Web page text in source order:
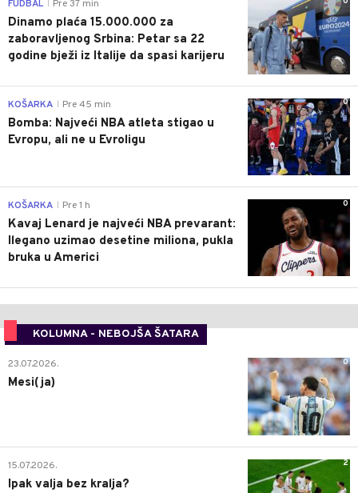
FUDBAL Pre 37 min
Dinamo plaća 15.000.000 za
zaboravljenog Srbina: Petar sa 22
godine bježi iz Italije da spasi karijeru
0
KOŠARKA Pre 45 min
Bomba: Najveći NBA atleta stigao u
Evropu, ali ne u Evroligu
0
KOŠARKA Pre 1 h
Kavaj Lenard je najveći NBA prevarant:
Ilegano uzimao desetine miliona, pukla
bruka u Americi
KOLUMNA - NEBOJŠA ŠATARA
0
23.07.2026.
Mesi(ja)
2
15.07.2026.
Ipak valja bez kralja?